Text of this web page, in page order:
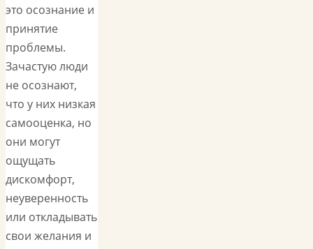
это осознание и
принятие
проблемы.
Зачастую люди
не осознают,
что у них низкая
самооценка, но
они могут
ощущать
дискомфорт,
неуверенность
или откладывать
свои желания и